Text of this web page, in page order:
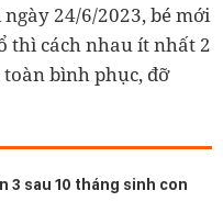
24/6/2023, bé mới
thì cách nhau ít nhất 2
bình phục, đỡ
3 sau 10 tháng sinh con